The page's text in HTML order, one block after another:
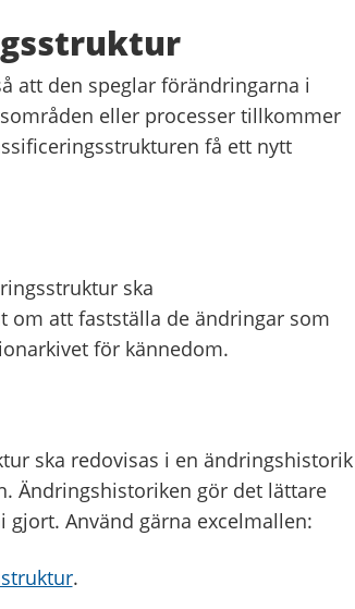
att den speglar förändringarna i
eller processer tillkommer
få ett nytt
ska
att fastställa de ändringar som
för kännedom.
ska redovisas i en ändringshistorik
Ändringshistoriken gör det lättare
Använd gärna excelmallen:
.